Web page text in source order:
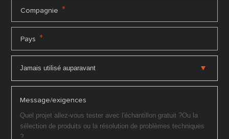
Compagnie *
Pays *
Message/exigences